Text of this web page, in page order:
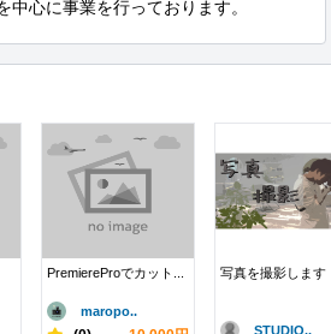
心に事業を行っております。
PremiereProでカット...
maropo..
写真を撮影します
STUDIO..